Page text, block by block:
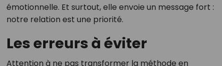
émotionnelle. Et surtout, elle envoie un message fort :
notre relation est une priorité.
Les erreurs à éviter
Attention à ne pas transformer la méthode en